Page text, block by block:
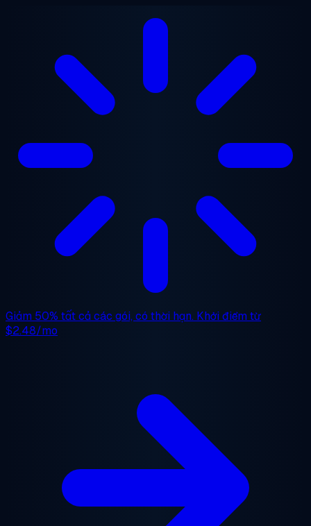
Giảm 50% tất cả các gói, có thời hạn. Khởi điểm từ
$2.48/mo